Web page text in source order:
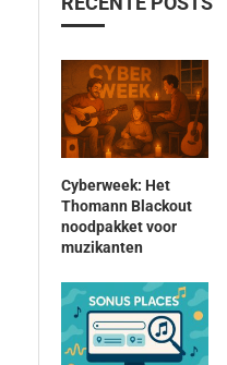
Cyberweek: Het
Thomann Blackout
noodpakket voor
muzikanten